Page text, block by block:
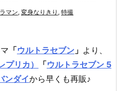
マン, 変身なりきり , 特撮
「ウルトラセブン 」 より、
リカ）
「ウルトラセブン 5
ンダイから早くも再販♪